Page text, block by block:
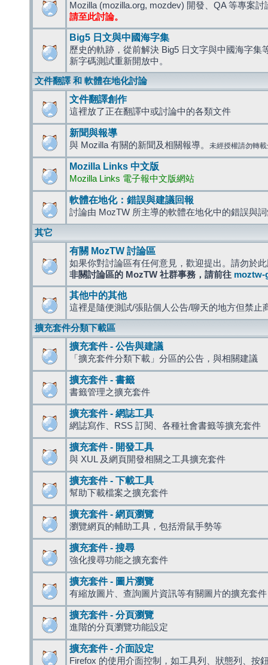
Mozilla (mozilla.org, mozdev) 開發、QA 等專案討
請至此討論。
Big5 日文與中國海字集
歷史的軌跡，從前解決 Big5 日文字與中國海字集
新字碼測試重新開放中。
文件翻譯 和 軟體在地化討論
文件翻譯創作
這裡放了正在翻譯中或討論中的各類文件
新聞與報導
與 Mozilla 有關的新聞及相關報導。 未經授權請勿轉
Mozilla Links 中文版
Mozilla Links 電子報中文版網站
軟體在地化：錯誤與建議回報
討論由 MozTW 所主導的軟體在地化中的錯誤與
其它
有關 MozTW 討論區
如果你對討論區有任何意見，歡迎提出。請勿於
非關討論區的 MozTW 社群事務，請前往 moztw-
其他中的其他
這裡是隨便測試/張貼個人公告/聊天的地方但禁止
擴充套件分類下載區
擴充套件 - 公告與建議
「擴充套件分類下載」分區的公告，與相關建議
擴充套件 - 書籤
書籤管理之擴充套件
擴充套件 - 網誌工具
網誌寫作、RSS 訂閱、各種社會書籤等擴充套件
擴充套件 - 開發工具
與 XUL 及網頁開發相關之工具擴充套件
擴充套件 - 下載工具
幫助下載檔案之擴充套件
擴充套件 - 網頁瀏覽
瀏覽網頁的輔助工具，包括滑鼠手勢等
擴充套件 - 搜尋
強化搜尋功能之擴充套件
擴充套件 - 圖片瀏覽
有縮放圖片、查詢圖片資訊等有關圖片的擴充套件
擴充套件 - 分頁瀏覽
進階的分頁瀏覽功能設定
擴充套件 - 介面設定
Firefox 的使用介面控制，如工具列、狀態列、按